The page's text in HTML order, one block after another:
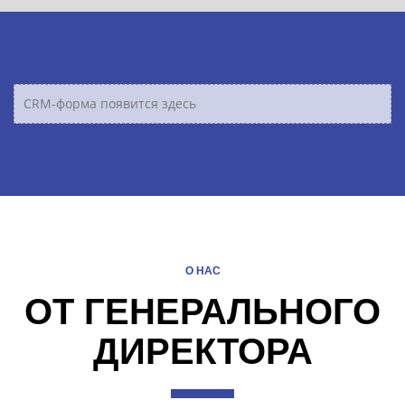
CRM-форма появится здесь
О НАС
ОТ ГЕНЕРАЛЬНОГО
ДИРЕКТОРА